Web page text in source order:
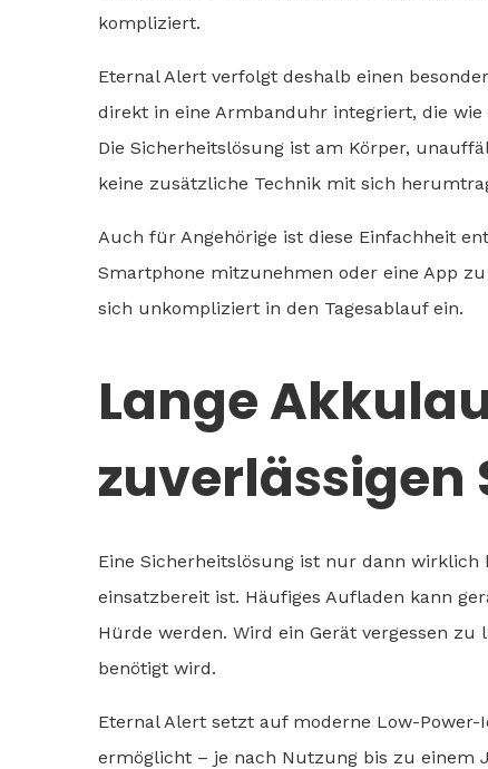
kompliziert.
Eternal Alert verfolgt deshalb einen
direkt in eine Armbanduhr integriert, die
Die Sicherheitslösung ist am Körper,
keine zusätzliche Technik mit sich
Auch für Angehörige ist diese Einfachheit
Smartphone mitzunehmen oder eine App
sich unkompliziert in den Tagesablauf ein.
Lange
zuverlässigen
Eine Sicherheitslösung ist nur dann
einsatzbereit ist. Häufiges Aufladen kann
Hürde werden. Wird ein Gerät vergessen
benötigt wird.
Eternal Alert setzt auf moderne Low-Power-
ermöglicht – je nach Nutzung bis zu einem